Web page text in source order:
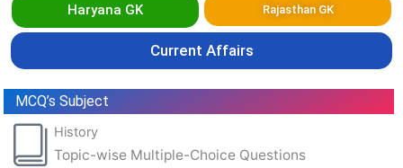
Haryana GK Rajasthan GK
Current Affairs
MCQ’s Subject
History
Topic-wise Multiple-Choice Questions